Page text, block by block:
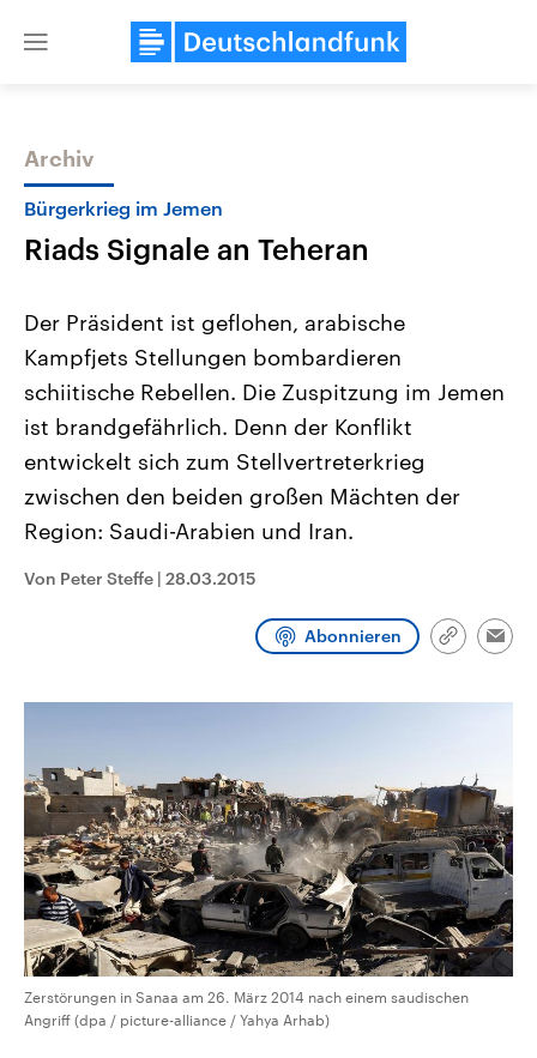
Close
Themen
Landtagswahl Sachsen-Anhalt
2026
Alle Informationen
Sachsen-Anhalt wählt am 6.
September 2026 einen neuen
Bundesland von einer Koalition aus
Umfragen, Prognosen,
Wahlprogramme, aktuelle Berichte
und Kandidaten der anstehenden
USA
Aktuelle Beiträge,
Hintergründe
Wirtschaftlich und
gehören die Vereinigten
mit großem Einfluss auf
Archiv
Bürgerkrieg im Jemen
Riads Signale an Teheran
Der Präsident ist geflohen, arabische
Kampfjets Stellungen bombardieren
schiitische Rebellen. Die Zuspitzung im Jemen
ist brandgefährlich. Denn der Konflikt
entwickelt sich zum Stellvertreterkrieg
zwischen den beiden großen Mächten der
Region: Saudi-Arabien und Iran.
Von Peter Steffe | 28.03.2015
Abonnieren
Link
Zerstörungen in Sanaa am 26. März 2014 nach einem saudischen
Angriff (dpa / picture-alliance / Yahya Arhab)